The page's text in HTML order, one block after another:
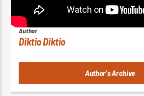
Author
Diktio Diktio
Author's Archive